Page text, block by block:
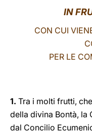
IN
CON CUI
PER LE
1. Tra i molti frutti,
della divina Bontà, la
dal Concilio